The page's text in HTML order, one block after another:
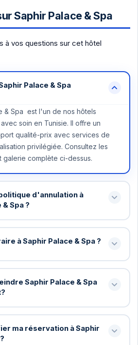
Saphir Palace & Spa
à vos questions sur cet hôtel
Palace & Spa
& Spa est l'un de nos hôtels
soin en Tunisie. Il offre un
qualité-prix avec services de
privilégiée. Consultez les
galerie complète ci-dessus.
d'annulation à
Spa ?
jusqu'à 48 heures avant votre
Palace & Spa . Au-delà, une nuit
différentes - vérifiez lors de la
à Saphir Palace & Spa ?
15h / Check-out standard: 11h
& Spa . Vous pouvez
in anticipé ou late checkout
si possible.
Saphir Palace & Spa
de 5+ nuits à Saphir
, le transfert aéroport est gratuit.
plus courts, c'est 15-25
ma réservation à Saphir